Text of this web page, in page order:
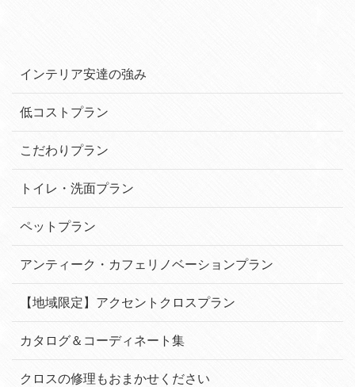
インテリア安達の強み
低コストプラン
こだわりプラン
トイレ・洗面プラン
ペットプラン
アンティーク・カフェリノベーションプラン
【地域限定】アクセントクロスプラン
カタログ＆コーディネート集
クロスの修理もおまかせください